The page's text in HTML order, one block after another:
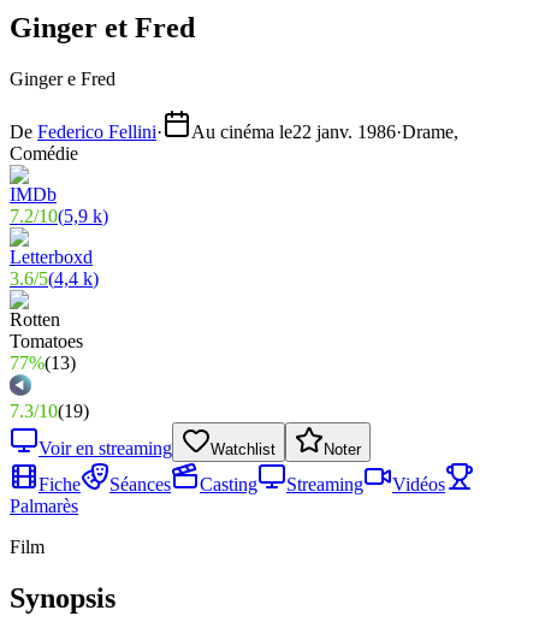
Ginger et Fred
Ginger e Fred
De Federico Fellini· Au cinéma le22 janv. 1986·Drame,
Comédie
7.2/10(5,9 k)
3.6/5(4,4 k)
77%(13)
7.3/10(19)
Voir en streaming
Watchlist Noter
Fiche Séances Casting Streaming
Vidéos
Palmarès
Film
Synopsis